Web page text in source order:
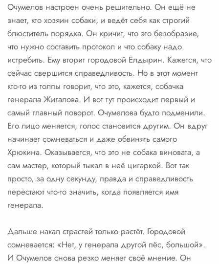
Очумелов настроен очень решительно. Он ещё не
знает, кто хозяин собаки, и ведёт себя как строгий
блюститель порядка. Он кричит, что это безобразие,
что нужно составить протокол и что собаку надо
истребить. Ему вторит городовой Елдырин. Кажется, что
сейчас свершится справедливость. Но в этот момент
кто-то из толпы говорит, что это, кажется, собачка
генерала Жигалова. И вот тут происходит первый и
самый главный поворот. Очумелова будто подменили.
Его лицо меняется, голос становится другим. Он вдруг
начинает сомневаться и даже обвинять самого
Хрюкина. Оказывается, что это не собака виновата, а
сам мастер, который тыкал в неё цигаркой. Вот так
просто, за одну секунду, правда и справедливость
перестают что-то значить, когда появляется имя
генерала.
Дальше накал страстей только растёт. Городовой
сомневается: «Нет, у генерала другой пёс, большой».
И Очумелов снова резко меняет своё мнение. Он